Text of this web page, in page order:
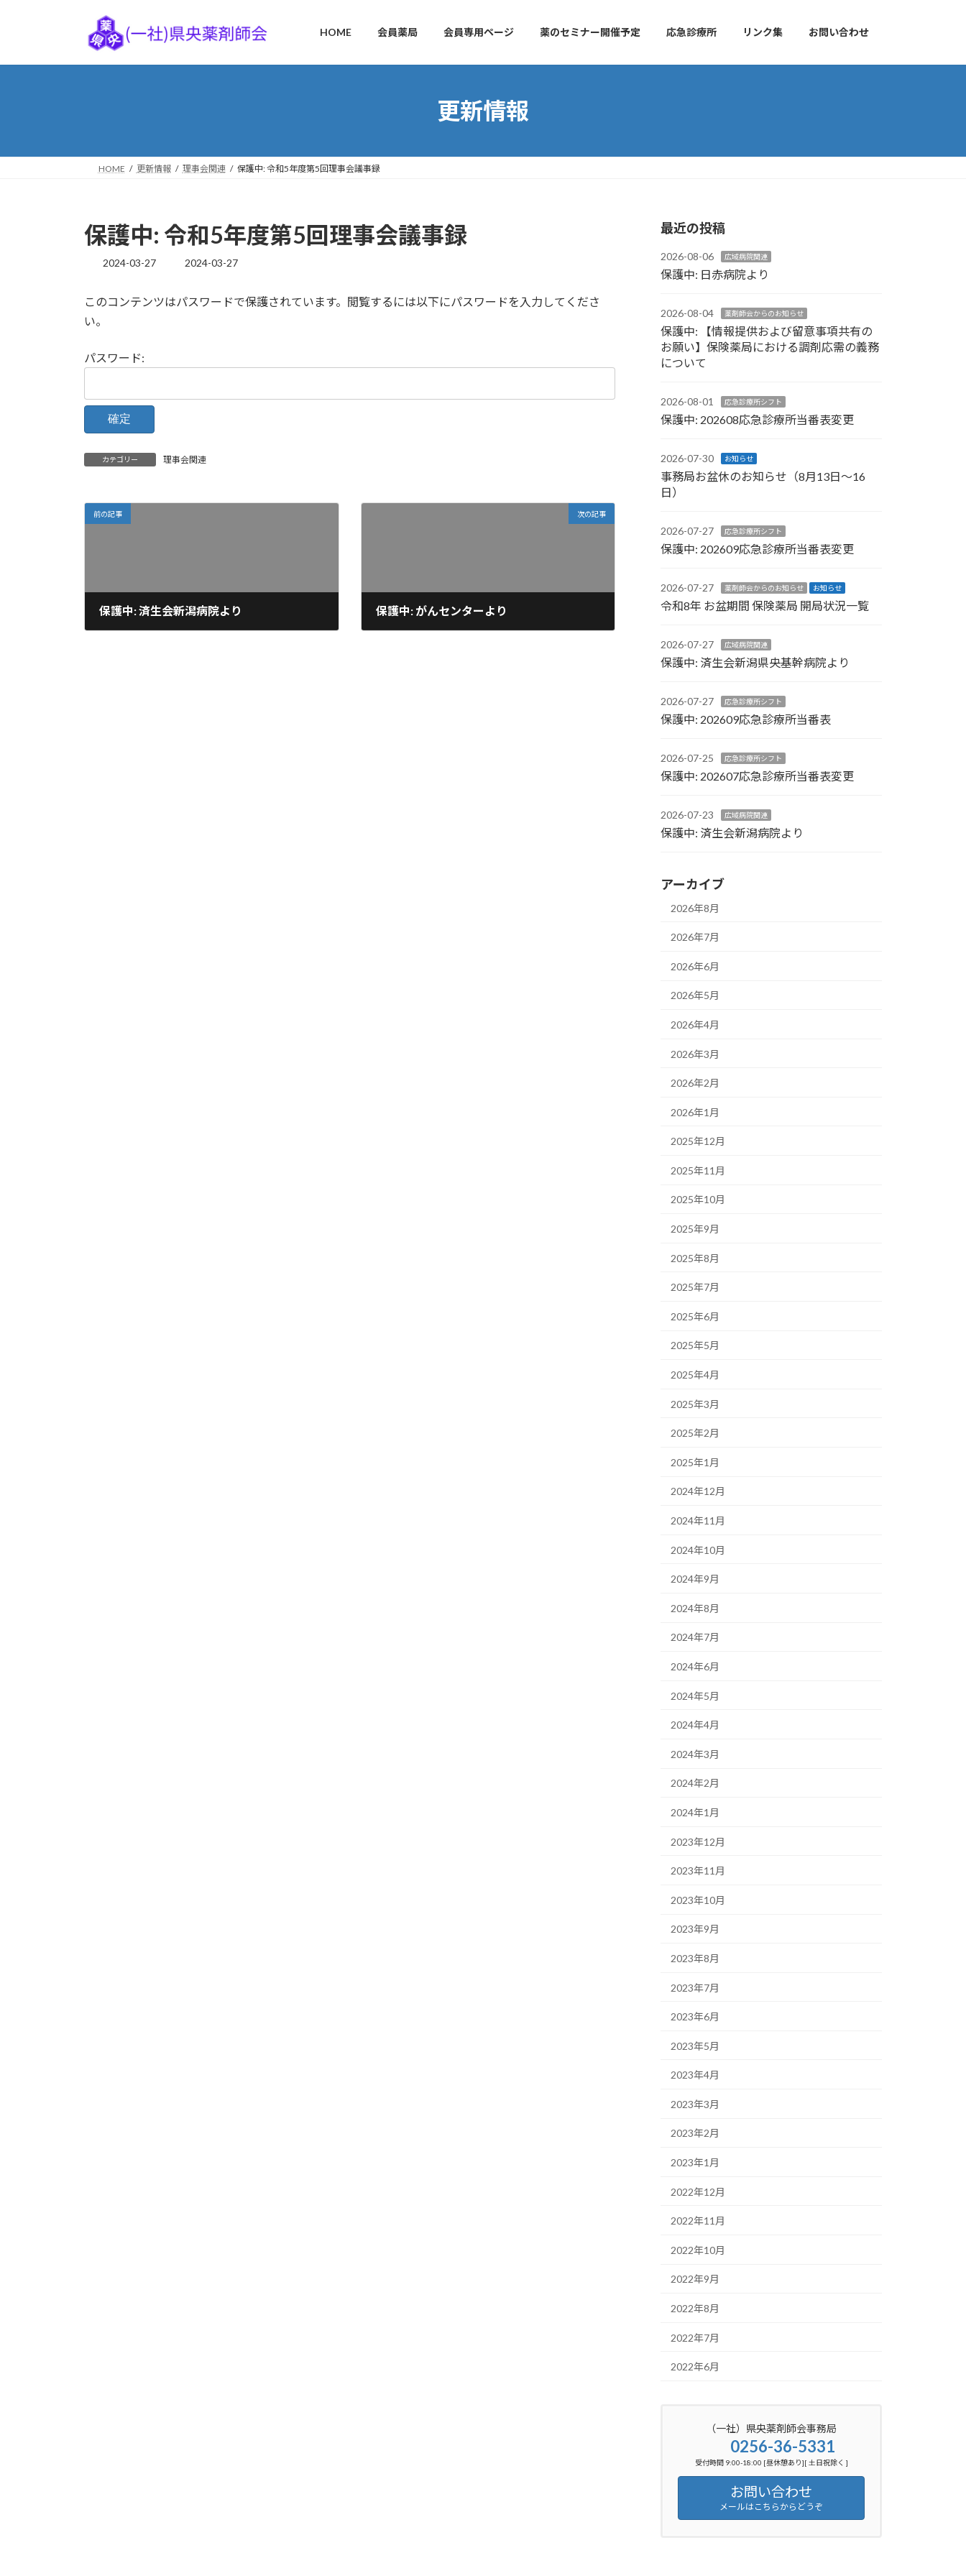
HOME 会員薬局 会員専用ページ 薬のセミナー開催予定 応急診療所 リンク集 お問い合わせ
更新情報
HOME 更新情報 理事会関連 保護中: 令和5年度第5回理事会議事録
保護中: 令和5年度第5回理事会議事録
2024-03-27
最
新
2024-03-27
このコンテンツはパスワードで保護されています。閲覧するには以下にパスワードを入力してくださ
い。
パスワード:
カテゴリー 理事会関連
前の記事
保護中: 済生会新潟病院より
次の記事
保護中: がんセンターより
最近の投稿
2026-08-06 広域病院関連
保護中: 日赤病院より
2026-08-04 薬剤師会からのお知らせ
保護中: 【情報提供および留意事項共有の
お願い】保険薬局における調剤応需の義務
について
2026-08-01 応急診療所シフト
保護中: 202608応急診療所当番表変更
2026-07-30 お知らせ
事務局お盆休のお知らせ（8月13日～16
日）
2026-07-27 応急診療所シフト
保護中: 202609応急診療所当番表変更
2026-07-27 薬剤師会からのお知らせ お知らせ
令和8年 お盆期間 保険薬局 開局状況一覧
2026-07-27 広域病院関連
保護中: 済生会新潟県央基幹病院より
2026-07-27 応急診療所シフト
保護中: 202609応急診療所当番表
2026-07-25 応急診療所シフト
保護中: 202607応急診療所当番表変更
2026-07-23 広域病院関連
保護中: 済生会新潟病院より
アーカイブ
2026年8月
2026年7月
2026年6月
2026年5月
2026年4月
2026年3月
2026年2月
2026年1月
2025年12月
2025年11月
2025年10月
2025年9月
2025年8月
2025年7月
2025年6月
2025年5月
2025年4月
2025年3月
2025年2月
2025年1月
2024年12月
2024年11月
2024年10月
2024年9月
2024年8月
2024年7月
2024年6月
2024年5月
2024年4月
2024年3月
2024年2月
2024年1月
2023年12月
2023年11月
2023年10月
2023年9月
2023年8月
2023年7月
2023年6月
2023年5月
2023年4月
2023年3月
2023年2月
2023年1月
2022年12月
2022年11月
2022年10月
2022年9月
2022年8月
2022年7月
2022年6月
（一社）県央薬剤師会事務局
0256-36-5331
受付時間 9:00-18:00 [昼休憩あり][ 土日祝除く ]
お問い合わせ
メールはこちらからどうぞ